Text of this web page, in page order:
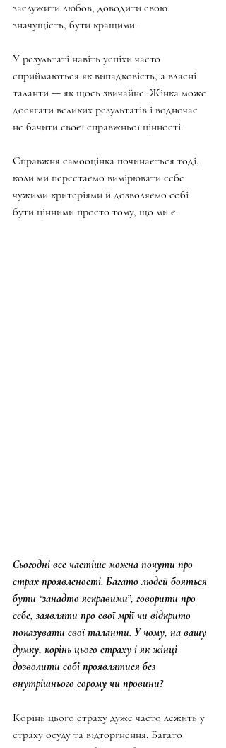
заслужити любов, доводити свою
значущість, бути кращими.
У результаті навіть успіхи часто
сприймаються як випадковість, а власні
таланти — як щось звичайне. Жінка може
досягати великих результатів і водночас
не бачити своєї справжньої цінності.
Справжня самооцінка починається тоді,
коли ми перестаємо вимірювати себе
чужими критеріями й дозволяємо собі
бути цінними просто тому, що ми є.
Сьогодні все частіше можна почути про
страх проявленості. Багато людей бояться
бути “занадто яскравими”, говорити про
себе, заявляти про свої мрії чи відкрито
показувати свої таланти. У чому, на вашу
думку, корінь цього страху і як жінці
дозволити собі проявлятися без
внутрішнього сорому чи провини?
Корінь цього страху дуже часто лежить у
страху осуду та відторгнення. Багато